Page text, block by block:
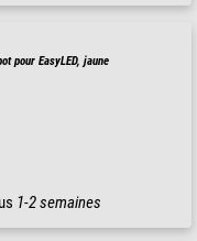
pour EasyLED, jaune
1-2 semaines